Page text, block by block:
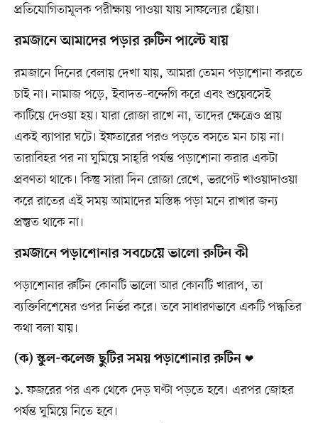
প্রতিযোগিতামূলক পরীক্ষায় পাওয়া যায় সাফল্যের ছোঁয়া।
রমজানে আমাদের পড়ার রুটিন পাল্টে যায়
রমজানে দিনের বেলায় দেখা যায়, আমরা তেমন পড়াশোনা করতে
চাই না। নামাজ পড়ে, ইবাদত-বন্দেগি করে এবং শুয়েবসেই
কাটিয়ে দেওয়া হয়। যারা রোজা রাখে না, তাদের ক্ষেত্রেও প্রায়
একই ব্যাপার ঘটে। ইফতারের পরও পড়তে বসতে মন চায় না।
তারাবিহর পর না ঘুমিয়ে সাহ্‌রি পর্যন্ত পড়াশোনা করার একটা
প্রবণতা থাকে। কিন্তু সারা দিন রোজা রেখে, ভরপেট খাওয়াদাওয়া
করে রাতের এই সময় আমাদের মস্তিষ্ক পড়া মনে রাখার জন্য
প্রস্তুত থাকে না।
রমজানে পড়াশোনার সবচেয়ে ভালো রুটিন কী
পড়াশোনার রুটিন কোনটি ভালো আর কোনটি খারাপ, তা
ব্যক্তিবিশেষের ওপর নির্ভর করে। তবে সাধারণভাবে একটি পদ্ধতির
কথা বলা যায়।
(ক) স্কুল-কলেজ ছুটির সময় পড়াশোনার রুটিন ❤
১. ফজরের পর এক থেকে দেড় ঘণ্টা পড়তে হবে। এরপর জোহর
পর্যন্ত ঘুমিয়ে নিতে হবে।